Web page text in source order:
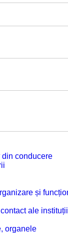
conducere
și
ale
organele